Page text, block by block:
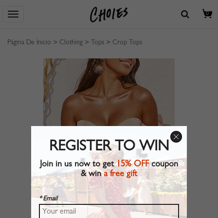
0
Página De Inicio > Clothing > Tops > Crop Tops
REGISTER TO WIN
Join in us now to get15% OFFcoupon
& wina free gift
* Email